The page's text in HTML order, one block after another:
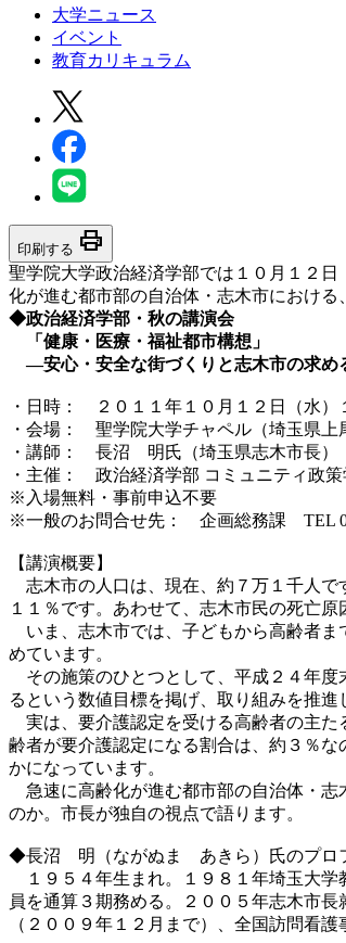
大学ニュース
イベント
教育カリキュラム
印刷する print
聖学院大学政治経済学部では１０月１２
化が進む都市部の自治体・志木市におけ
◆政治経済学部・秋の講演会
「健康・医療・福祉都市構想」
―安心・安全な街づくりと志木市の求め
・日時： ２０１１年１０月１２日（水）
・会場： 聖学院大学チャペル（埼玉県上
・講師： 長沼 明氏（埼玉県志木市長）
・主催： 政治経済学部 コミュニティ政策
※入場無料・事前申込不要
※一般のお問合せ先： 企画総務課 TEL
【講演概要】
志木市の人口は、現在、約７万１千人で
１１％です。あわせて、志木市民の死亡
いま、志木市では、子どもから高齢者ま
めています。
その施策のひとつとして、平成２４年度
るという数値目標を掲げ、取り組みを推進
実は、要介護認定を受ける高齢者の主た
齢者が要介護認定になる割合は、約３％
かになっています。
急速に高齢化が進む都市部の自治体・志
のか。市長が独自の視点で語ります。
◆長沼 明（ながぬま あきら）氏のプロ
１９５４年生まれ。１９８１年埼玉大学
員を通算３期務める。２００５年志木市
（２００９年１２月まで）、全国訪問看護